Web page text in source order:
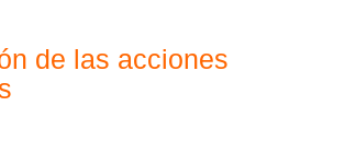
de las acciones